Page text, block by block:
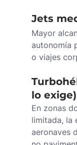
Jets
Mayor
autonomía
o viajes
lo exige)
En zonas
limitada, la
aeronaves